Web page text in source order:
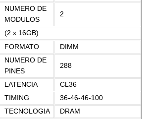
NUMERO DE
MODULOS
2
(2 x 16GB)
FORMATO
DIMM
NUMERO DE
PINES
288
LATENCIA
CL36
TIMING
36-46-46-100
TECNOLOGIA
DRAM